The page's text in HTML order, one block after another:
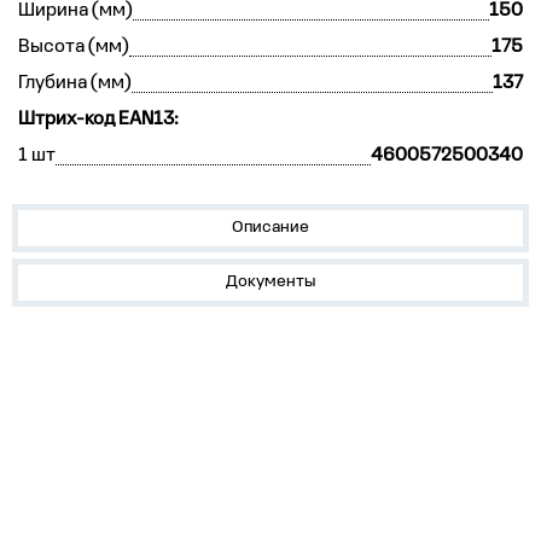
Ширина (мм)
150
Высота (мм)
175
Глубина (мм)
137
Штрих-код EAN13:
1 шт
4600572500340
Описание
Документы